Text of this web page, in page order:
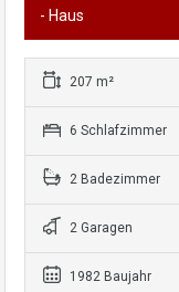
- Haus
207 m²
6 Schlafzimmer
2 Badezimmer
2 Garagen
1982 Baujahr